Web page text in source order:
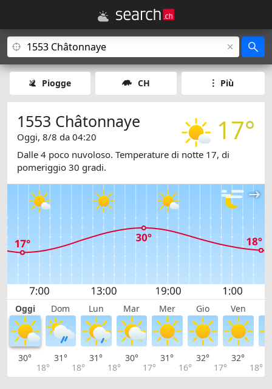
Piogge CH Più
17°
1553 Châtonnaye
Oggi, 8/8 da 04:20
Dalle 4 poco nuvoloso. Temperature di notte 17, di
pomeriggio 30 gradi.
Oggi Dom Lun Mar Mer Gio Ven
30°
18°
31°
18°
31°
18°
30°
17°
31°
16°
32°
17°
32°
18°